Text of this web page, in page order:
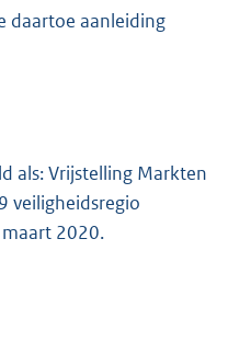
daartoe aanleiding
als: Vrijstelling Markten
veiligheidsregio
2020.